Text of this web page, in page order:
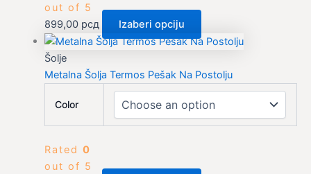
out of 5
899,00 рсд Izaberi opciju
Šolje
Metalna Šolja Termos Pešak Na Postolju
Color
Rated 0
out of 5